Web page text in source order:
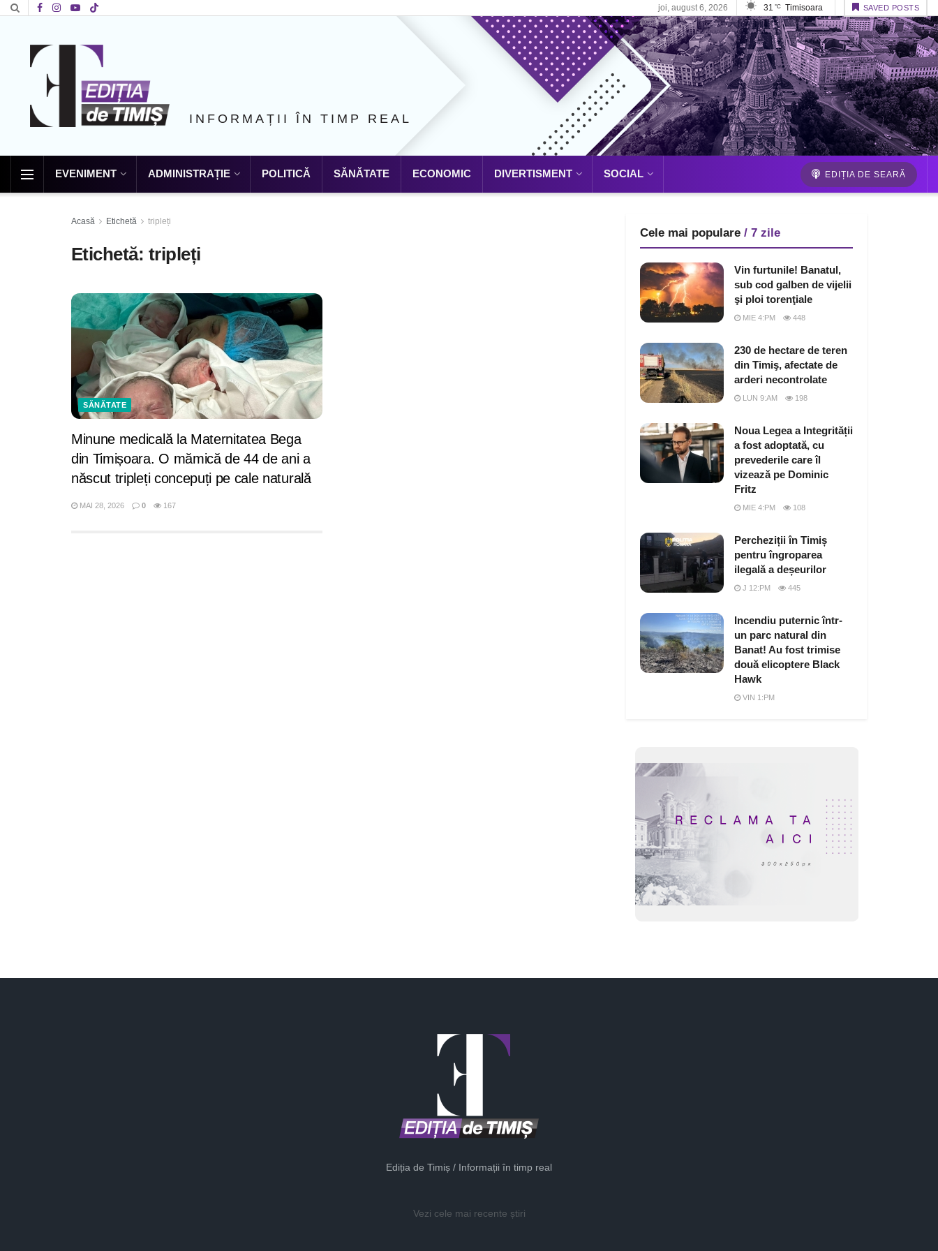
joi, august 6, 2026 31 °C Timisoara SAVED POSTS
INFORMAȚII ÎN TIMP REAL
EVENIMENT ADMINISTRAȚIE POLITICĂ SĂNĂTATE ECONOMIC DIVERTISMENT SOCIAL EDIȚIA DE SEARĂ
Acasă Etichetă tripleți
Etichetă: tripleți
SĂNĂTATE
Minune medicală la Maternitatea Bega
din Timișoara. O mămică de 44 de ani a
născut tripleți concepuți pe cale naturală
MAI 28, 2026 0 167
Cele mai populare / 7 zile
Vin furtunile! Banatul,
sub cod galben de vijelii
şi ploi torenţiale
MIE 4:PM 448
230 de hectare de teren
din Timiş, afectate de
arderi necontrolate
LUN 9:AM 198
Noua Legea a Integrității
a fost adoptată, cu
prevederile care îl
vizează pe Dominic
Fritz
MIE 4:PM 108
Percheziții în Timiș
pentru îngroparea
ilegală a deșeurilor
J 12:PM 445
Incendiu puternic într-
un parc natural din
Banat! Au fost trimise
două elicoptere Black
Hawk
VIN 1:PM
Ediția de Timiș / Informații în timp real
Vezi cele mai recente știri